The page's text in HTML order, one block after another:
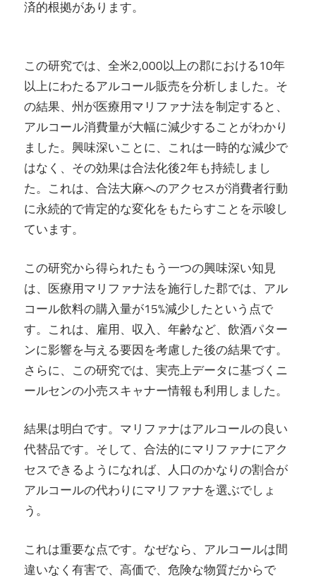
済的根拠があります。
この研究では、全米2,000以上の郡における10年
以上にわたるアルコール販売を分析しました。そ
の結果、州が医療用マリファナ法を制定すると、
アルコール消費量が大幅に減少することがわかり
ました。興味深いことに、これは一時的な減少で
はなく、その効果は合法化後2年も持続しまし
た。これは、合法大麻へのアクセスが消費者行動
に永続的で肯定的な変化をもたらすことを示唆し
ています。
この研究から得られたもう一つの興味深い知見
は、医療用マリファナ法を施行した郡では、アル
コール飲料の購入量が15%減少したという点で
す。これは、雇用、収入、年齢など、飲酒パター
ンに影響を与える要因を考慮した後の結果です。
さらに、この研究では、実売上データに基づくニ
ールセンの小売スキャナー情報も利用しました。
結果は明白です。マリファナはアルコールの良い
代替品です。そして、合法的にマリファナにアク
セスできるようになれば、人口のかなりの割合が
アルコールの代わりにマリファナを選ぶでしょ
う。
これは重要な点です。なぜなら、アルコールは間
違いなく有害で、高価で、危険な物質だからで